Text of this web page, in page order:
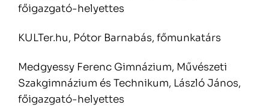
főigazgató-helyettes
KULTer.hu, Pótor Barnabás, főmunkatárs
Medgyessy Ferenc Gimnázium, Művészeti
Szakgimnázium és Technikum, László János,
főigazgató-helyettes